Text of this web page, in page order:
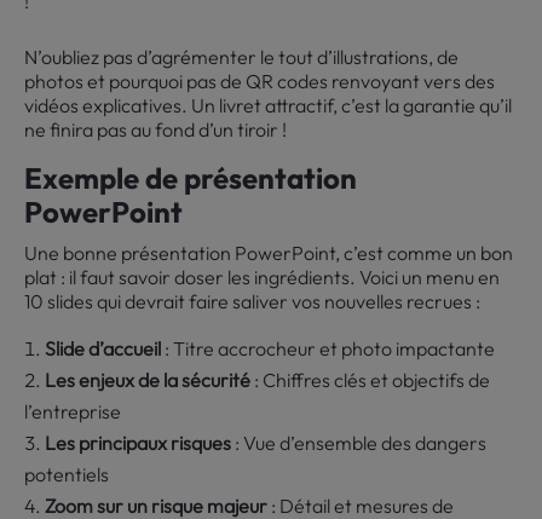
N’oubliez pas d’agrémenter le tout d’illustrations, de
photos et pourquoi pas de QR codes renvoyant vers des
vidéos explicatives. Un livret attractif, c’est la garantie qu’il
ne finira pas au fond d’un tiroir !
Exemple de présentation
PowerPoint
Une bonne présentation PowerPoint, c’est comme un bon
plat : il faut savoir doser les ingrédients. Voici un menu en
10 slides qui devrait faire saliver vos nouvelles recrues :
Slide d’accueil : Titre accrocheur et photo impactante
Les enjeux de la sécurité : Chiffres clés et objectifs de
l’entreprise
Les principaux risques : Vue d’ensemble des dangers
potentiels
Zoom sur un risque majeur : Détail et mesures de